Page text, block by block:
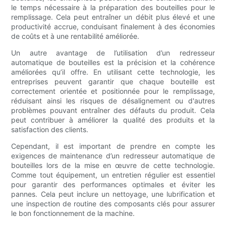
le temps nécessaire à la préparation des bouteilles pour le
remplissage. Cela peut entraîner un débit plus élevé et une
productivité accrue, conduisant finalement à des économies
de coûts et à une rentabilité améliorée.
Un autre avantage de l’utilisation d’un redresseur
automatique de bouteilles est la précision et la cohérence
améliorées qu’il offre. En utilisant cette technologie, les
entreprises peuvent garantir que chaque bouteille est
correctement orientée et positionnée pour le remplissage,
réduisant ainsi les risques de désalignement ou d'autres
problèmes pouvant entraîner des défauts du produit. Cela
peut contribuer à améliorer la qualité des produits et la
satisfaction des clients.
Cependant, il est important de prendre en compte les
exigences de maintenance d’un redresseur automatique de
bouteilles lors de la mise en œuvre de cette technologie.
Comme tout équipement, un entretien régulier est essentiel
pour garantir des performances optimales et éviter les
pannes. Cela peut inclure un nettoyage, une lubrification et
une inspection de routine des composants clés pour assurer
le bon fonctionnement de la machine.